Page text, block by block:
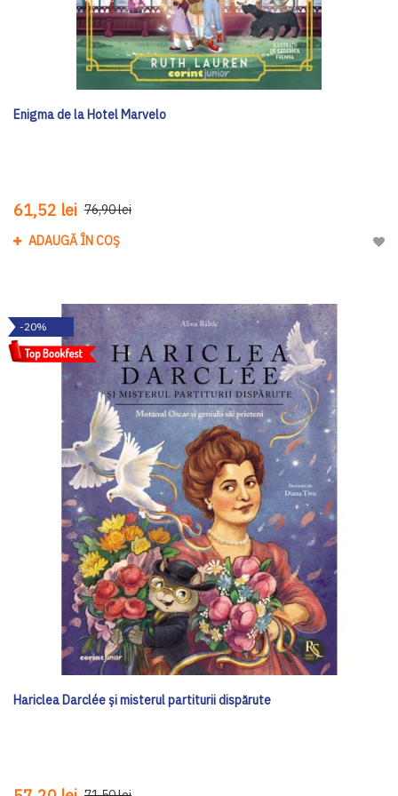
Enigma de la Hotel Marvelo
61,52 lei 76,90 lei
ADAUGĂ ÎN COȘ
-20%
Hariclea Darclée și misterul partiturii dispărute